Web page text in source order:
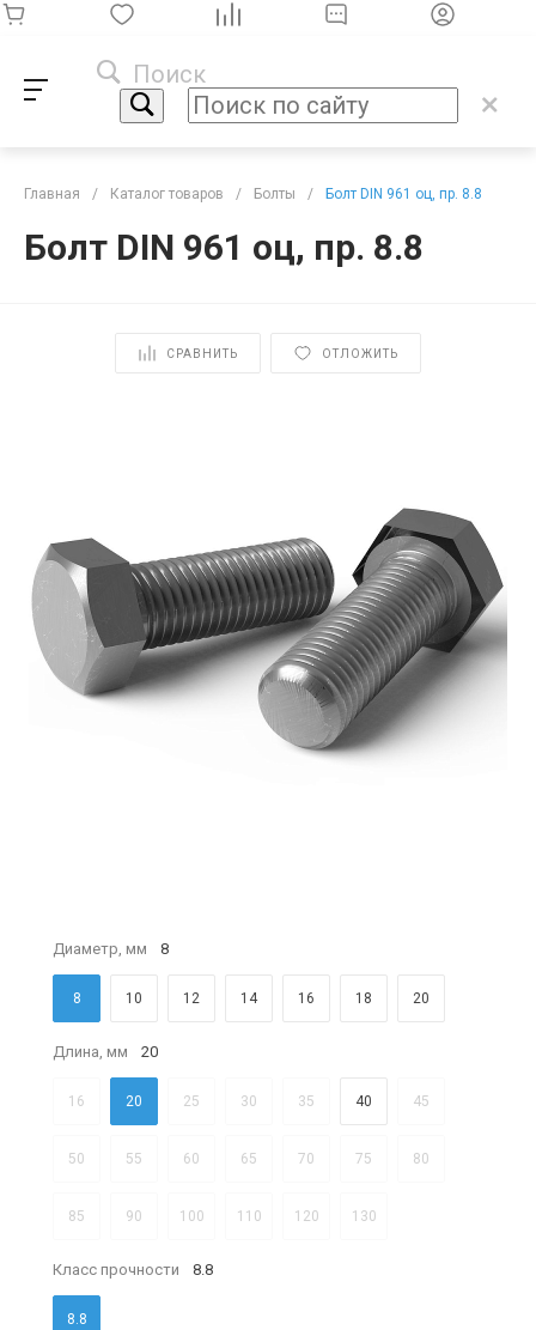
Поиск
Главная / Каталог товаров / Болты / Болт DIN 961 оц, пр. 8.8
Болт DIN 961 оц, пр. 8.8
СРАВНИТЬ ОТЛОЖИТЬ
Диаметр, мм 8
8 10 12 14 16 18 20
Длина, мм 20
16 20 25 30 35 40 45
50 55 60 65 70 75 80
85 90 100 110 120 130
Класс прочности 8.8
8.8